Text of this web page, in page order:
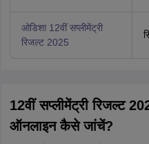
ओडिशा 12वीं सप्लीमेंट्री
रिजल्ट 2025
12वीं सप्लीमेंट्री रिजल्ट
ऑनलाइन कैसे जांचें?